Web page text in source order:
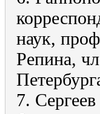
наук,
Репина,
7.